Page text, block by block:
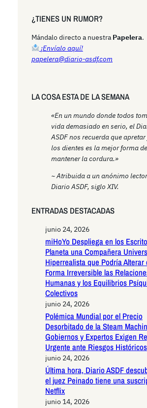
r
h
¿TIENES UN RUMOR?
Mándalo directo a nuestra Papelera.
¡Envíalo aquí!
papelera@diario-asdf.com
LA COSA ESTA DE LA SEMANA
«En un mundo donde todos
vida demasiado en serio, el
ASDF nos recuerda que
los dientes es la mejor forma de
mantener la cordura.»
~ Atribuida a un anónimo
Diario ASDF, siglo XIV.
ENTRADAS DESTACADAS
junio 24, 2026
miHoYo Despliega en los
Planeta una Compañera
Hiperrealista que Podría Alterar
Forma Irreversible las
Humanas y los Equilibrios
Colectivos
junio 24, 2026
Polémica Mundial por el Precio
Desorbitado de la Steam
Gobiernos y Expertos Exigen
Urgente ante Riesgos Históricos
junio 24, 2026
Última hora, Diario ASDF
el juez Peinado tiene una
Netflix
junio 14, 2026